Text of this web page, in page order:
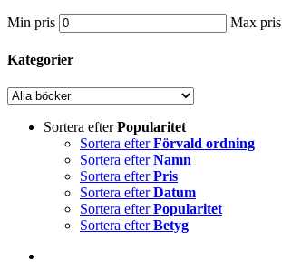
Min pris Max pris
Kategorier
Sortera efterPopularitet
Sortera efterFörvald ordning
Sortera efterNamn
Sortera efterPris
Sortera efterDatum
Sortera efterPopularitet
Sortera efterBetyg